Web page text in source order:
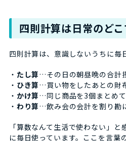
四則計算は日常のど
四則計算は、意識しないうちに毎
・ たし算…その日の朝昼晩の合計
・ ひき算…買い物をしたあとの財
・ かけ算…同じ商品を3個まとめ
・ わり算…飲み会の会計を割り勘
「算数なんて生活で使わない」
に毎日使っています。ここを言葉